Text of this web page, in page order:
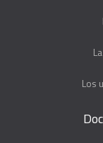
Los